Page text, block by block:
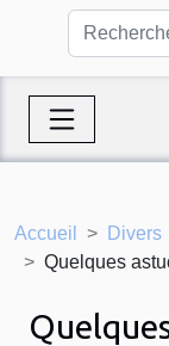
Accueil
Divers
Quelques